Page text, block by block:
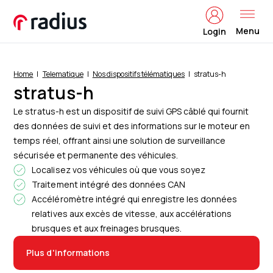
Login Menu
Home Telematique Nos dispositifs télématiques stratus-h
stratus-h
Le stratus-h est un dispositif de suivi GPS câblé qui fournit
des données de suivi et des informations sur le moteur en
temps réel, offrant ainsi une solution de surveillance
sécurisée et permanente des véhicules.
Localisez vos véhicules où que vous soyez
Traitement intégré des données CAN
Accéléromètre intégré qui enregistre les données
relatives aux excès de vitesse, aux accélérations
brusques et aux freinages brusques.
Plus d'informations